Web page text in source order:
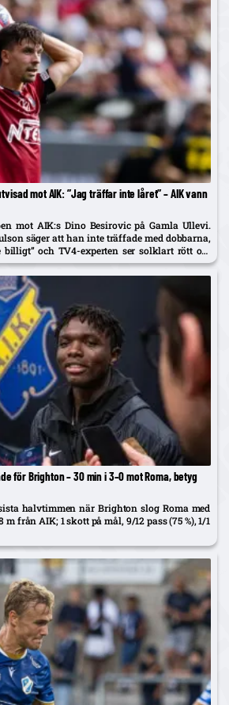
mot AIK: ”Jag träffar inte låret” – AIK vann
mot AIK:s Dino Besirovic på Gamla Ullevi.
säger att han inte träffade med dobbarna,
och TV4-experten ser solklart rött om
för Brighton – 30 min i 3–0 mot Roma, betyg
halvtimmen när Brighton slog Roma med
från AIK; 1 skott på mål, 9/12 pass (75 %), 1/1